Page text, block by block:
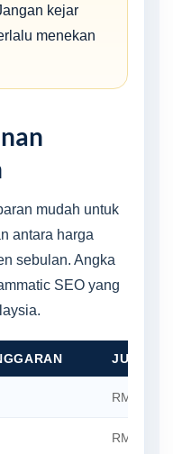
kejar
menekan
mudah untuk
antara harga
sebulan. Angka
SEO yang
JUMLAH
RM41,850
RM44,910